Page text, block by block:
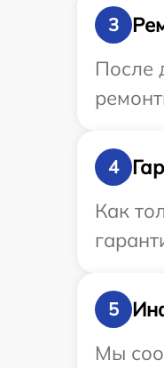
3
После
4
Как
5
Мы